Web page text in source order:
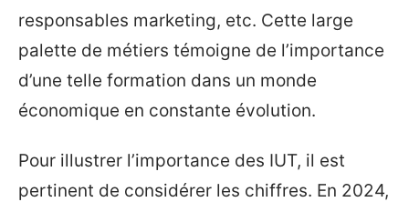
responsables marketing, etc. Cette large
palette de métiers témoigne de l’importance
d’une telle formation dans un monde
économique en constante évolution.
Pour illustrer l’importance des IUT, il est
pertinent de considérer les chiffres. En 2024,